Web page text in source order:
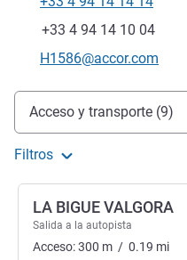
Teléfono
Fax
+33 4 94 14 10 04
Correo electrónico de
H1586@accor.com
Acceso y transporte
Acceso y transporte (9)
Filtros
LA BIGUE VALGORA
Salida a la autopista
Acceso:300 m / 0.19 mi